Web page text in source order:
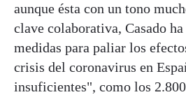
aunque ésta con un tono
clave colaborativa, Casado
medidas para paliar los
crisis del coronavirus en
insuficientes", como los